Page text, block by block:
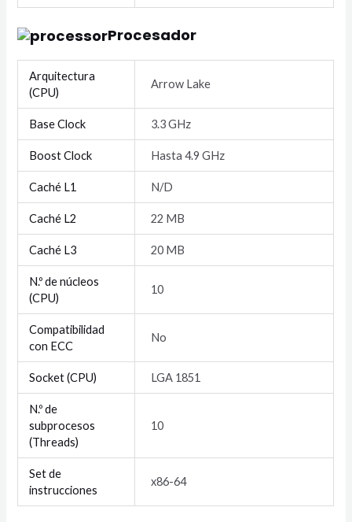
Procesador
Arquitectura
(CPU)
Arrow Lake
Base Clock 3.3 GHz
Boost Clock Hasta 4.9 GHz
Caché L1 N/D
Caché L2 22 MB
Caché L3 20 MB
N.º de núcleos
(CPU)
10
Compatibilidad
con ECC
No
Socket (CPU) LGA 1851
N.º de
subprocesos
(Threads)
10
Set de
instrucciones
x86-64